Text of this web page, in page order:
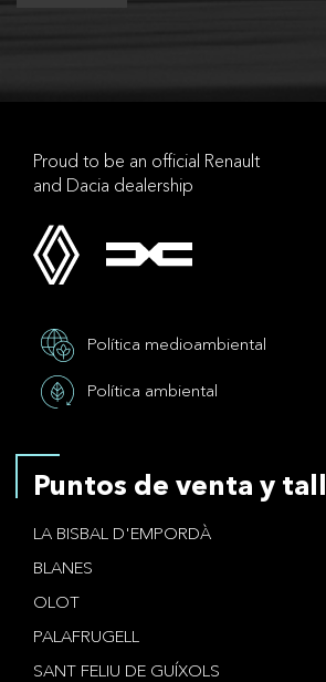
Proud to be an official Renault
and Dacia dealership
Política medioambiental
Política ambiental
Puntos de venta y
LA BISBAL D'EMPORDÀ
BLANES
OLOT
PALAFRUGELL
SANT FELIU DE GUÍXOLS